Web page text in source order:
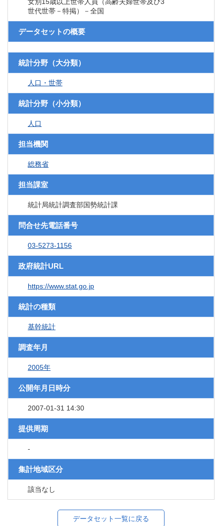
女別15歳以上世帯人員（高齢夫婦世帯及び3
世代世帯－特掲）－全国
データセットの概要
統計分野（大分類）
人口・世帯
統計分野（小分類）
人口
担当機関
総務省
担当課室
統計局統計調査部国勢統計課
問合せ先電話番号
03-5273-1156
政府統計URL
https://www.stat.go.jp
統計の種類
基幹統計
調査年月
2005年
公開年月日時分
2007-01-31 14:30
提供周期
-
集計地域区分
該当なし
データセット一覧に戻る